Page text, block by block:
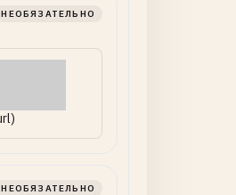
НЕОБЯЗАТЕЛЬНО
НЕОБЯЗАТЕЛЬНО